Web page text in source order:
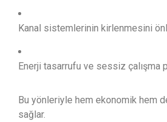
Kanal sistemlerinin kirlenmesini
Enerji tasarrufu ve sessiz çalışma
Bu yönleriyle hem ekonomik hem
sağlar.